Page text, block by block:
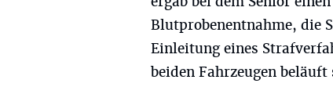
Blutprobenentnahme, die
Einleitung eines
beiden Fahrzeugen